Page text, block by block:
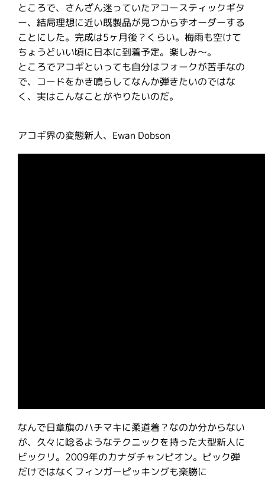
ところで、さんざん迷っていたアコースティックギタ
ー、結局理想に近い既製品が見つからずオーダーする
ことにした。完成は5ヶ月後？くらい。梅雨も空けて
ちょうどいい頃に日本に到着予定。楽しみ〜。
ところでアコギといっても自分はフォークが苦手なの
で、コードをかき鳴らしてなんか弾きたいのではな
く、実はこんなことがやりたいのだ。
アコギ界の変態新人、Ewan Dobson
なんで日章旗のハチマキに柔道着？なのか分からない
が、久々に唸るようなテクニックを持った大型新人に
ビックリ。2009年のカナダチャンピオン。ピック弾
だけではなくフィンガーピッキングも楽勝に